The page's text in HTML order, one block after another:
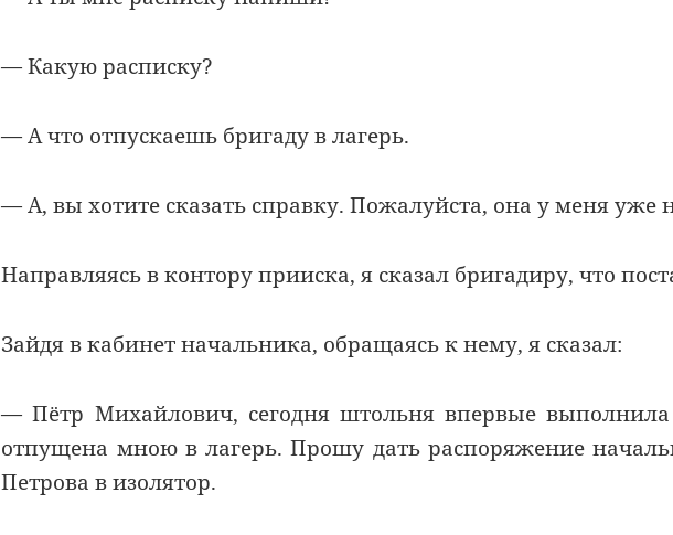
— Какую расписку?
— А что отпускаешь бригаду в лагерь.
— А, вы хотите сказать справку. Пожалуйста, она у меня уже
Направляясь в контору прииска, я сказал бригадиру, что
Зайдя в кабинет начальника, обращаясь к нему, я сказал:
— Пётр Михайлович, сегодня штольня впервые
отпущена мною в лагерь. Прошу дать распоряжение
Петрова в изолятор.